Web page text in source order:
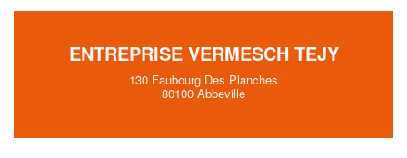
ENTREPRISE VERMESCH TEJY
130 Faubourg Des Planches
80100 Abbeville